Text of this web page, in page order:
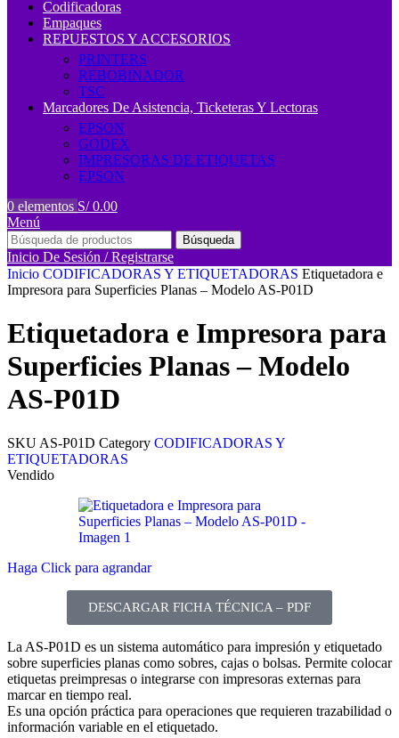
Codificadoras
Empaques
REPUESTOS Y ACCESORIOS
PRINTERS
REBOBINADOR
TSC
Marcadores De Asistencia, Ticketeras Y Lectoras
EPSON
GODEX
IMPRESORAS DE ETIQUETAS
EPSON
0 elementos S/0.00
Menú
Búsqueda
Inicio De Sesión / Registrarse
Inicio CODIFICADORAS Y ETIQUETADORAS Etiquetadora e
Impresora para Superficies Planas – Modelo AS-P01D
Etiquetadora e Impresora para
Superficies Planas – Modelo
AS-P01D
SKU AS-P01D Category CODIFICADORAS Y
ETIQUETADORAS
Vendido
Haga Click para agrandar
DESCARGAR FICHA TÉCNICA – PDF
La AS-P01D es un sistema automático para impresión y etiquetado
sobre superficies planas como sobres, cajas o bolsas. Permite colocar
etiquetas preimpresas o integrarse con impresoras externas para
marcar en tiempo real.
Es una opción práctica para operaciones que requieren trazabilidad o
información variable en el etiquetado.